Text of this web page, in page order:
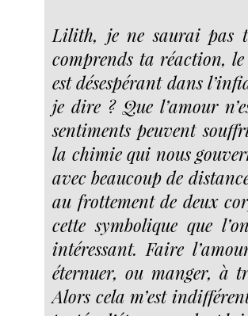
Lilith, je ne saurai pas
comprends ta réaction,
est désespérant dans
je dire ? Que l’amour
sentiments peuvent
la chimie qui nous
avec beaucoup de
au frottement de deux
cette symbolique que
intéressant. Faire
éternuer, ou manger, à
Alors cela m’est